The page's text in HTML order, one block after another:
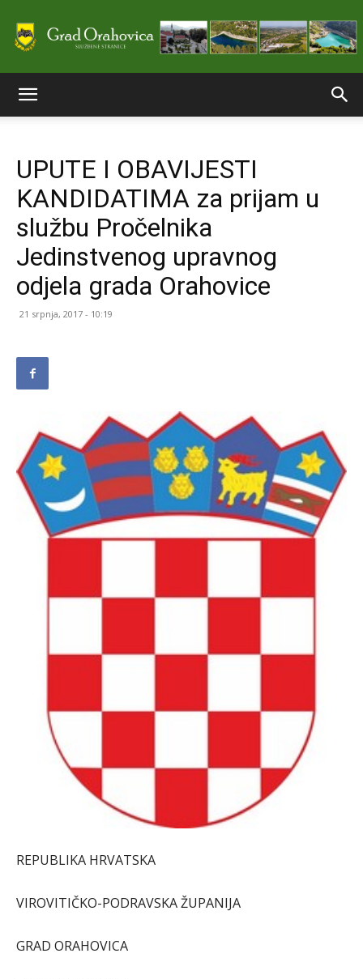
stranice
Grada
UPUTE I OBAVIJESTI
KANDIDATIMA za prijam u
službu Pročelnika
Jedinstvenog upravnog
odjela grada Orahovice
21 srpnja, 2017 - 10:19
REPUBLIKA HRVATSKA
VIROVITIČKO-PODRAVSKA ŽUPANIJA
GRAD ORAHOVICA